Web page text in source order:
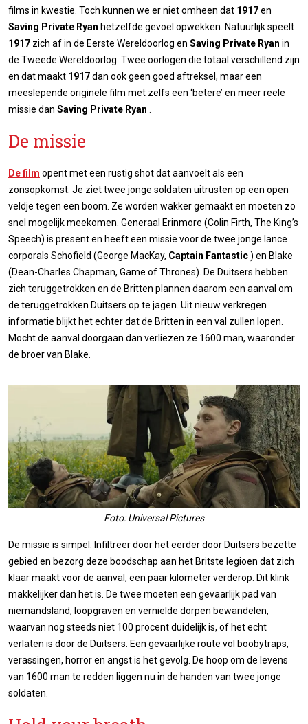
films in kwestie. Toch kunnen we er niet omheen dat 1917en
Saving Private Ryan hetzelfde gevoel opwekken. Natuurlijk speelt
1917 zich af in de Eerste Wereldoorlog en Saving Private Ryan in
de Tweede Wereldoorlog. Twee oorlogen die totaal verschillend zijn
en dat maakt 1917dan ook geen goed aftreksel, maar een
meeslepende originele film met zelfs een ‘betere’ en meer reële
missie dan Saving Private Ryan
De missie
De film opent met een rustig shot dat aanvoelt als een
zonsopkomst. Je ziet twee jonge soldaten uitrusten op een open
veldje tegen een boom. Ze worden wakker gemaakt en moeten zo
snel mogelijk meekomen. Generaal Erinmore (Colin Firth, The King’s
Speech) is present en heeft een missie voor de twee jonge lance
corporals Schofield (George MacKay, Captain Fantastic) en Blake
(Dean-Charles Chapman, Game of Thrones). De Duitsers hebben
zich teruggetrokken en de Britten plannen daarom een aanval om
de teruggetrokken Duitsers op te jagen. Uit nieuw verkregen
informatie blijkt het echter dat de Britten in een val zullen lopen.
Mocht de aanval doorgaan dan verliezen ze 1600 man, waaronder
de broer van Blake.
Foto: Universal Pictures
De missie is simpel. Infiltreer door het eerder door Duitsers bezette
gebied en bezorg deze boodschap aan het Britste legioen dat zich
klaar maakt voor de aanval, een paar kilometer verderop. Dit klink
makkelijker dan het is. De twee moeten een gevaarlijk pad van
niemandsland, loopgraven en vernielde dorpen bewandelen,
waarvan nog steeds niet 100 procent duidelijk is, of het echt
verlaten is door de Duitsers. Een gevaarlijke route vol boobytraps,
verassingen, horror en angst is het gevolg. De hoop om de levens
van 1600 man te redden liggen nu in de handen van twee jonge
soldaten.